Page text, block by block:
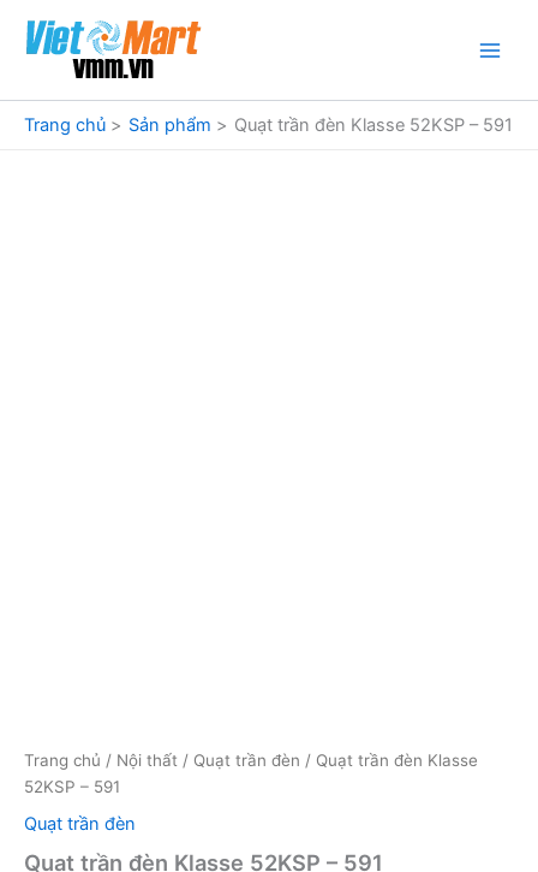
dung
Trang chủ
Sản phẩm Quạt trần đèn Klasse 52KSP – 591
Trang chủ / Nội thất / Quạt trần đèn / Quạt trần đèn Klasse
52KSP – 591
Quạt trần đèn
Quạt trần đèn Klasse 52KSP – 591